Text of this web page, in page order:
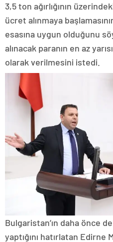
3,5 ton ağırlığının
ücret alınmaya
esasına uygun olduğunu
alınacak paranın en az
olarak verilmesini istedi.
Bulgaristan’ın daha önce
yaptığını hatırlatan Edirne